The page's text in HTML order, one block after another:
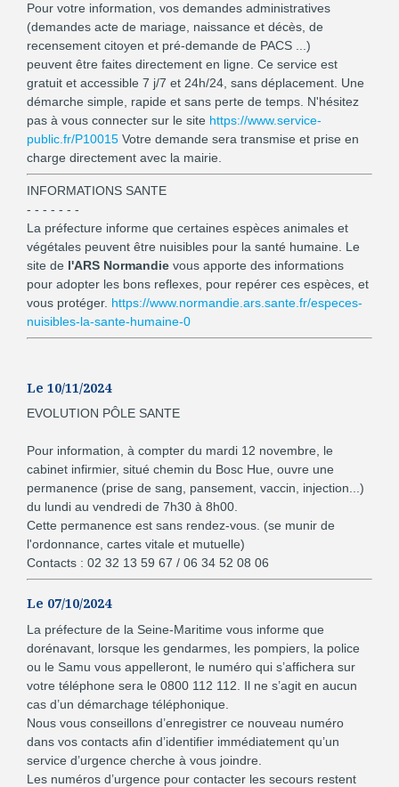
Pour votre information, vos demandes administratives
(demandes acte de mariage, naissance et décès, de
recensement citoyen et pré-demande de PACS ...)
peuvent être faites directement en ligne. Ce service est
gratuit et accessible 7 j/7 et 24h/24, sans déplacement. Une
démarche simple, rapide et sans perte de temps. N'hésitez
pas à vous connecter sur le site https://www.service-
public.fr/P10015 Votre demande sera transmise et prise en
charge directement avec la mairie.
INFORMATIONS SANTE
- - - - - - -
La préfecture informe que certaines espèces animales et
végétales peuvent être nuisibles pour la santé humaine. Le
site de l'ARS Normandie vous apporte des informations
pour adopter les bons reflexes, pour repérer ces espèces, et
vous protéger. https://www.normandie.ars.sante.fr/especes-
nuisibles-la-sante-humaine-0
Le 10/11/2024
EVOLUTION PÔLE SANTE
Pour information, à compter du mardi 12 novembre, le
cabinet infirmier, situé chemin du Bosc Hue, ouvre une
permanence (prise de sang, pansement, vaccin, injection...)
du lundi au vendredi de 7h30 à 8h00.
Cette permanence est sans rendez-vous. (se munir de
l'ordonnance, cartes vitale et mutuelle)
Contacts : 02 32 13 59 67 / 06 34 52 08 06
Le 07/10/2024
La préfecture de la Seine-Maritime vous informe que
dorénavant, lorsque les gendarmes, les pompiers, la police
ou le Samu vous appelleront, le numéro qui s’affichera sur
votre téléphone sera le 0800 112 112. Il ne s’agit en aucun
cas d’un démarchage téléphonique.
Nous vous conseillons d’enregistrer ce nouveau numéro
dans vos contacts afin d’identifier immédiatement qu’un
service d’urgence cherche à vous joindre.
Les numéros d’urgence pour contacter les secours restent